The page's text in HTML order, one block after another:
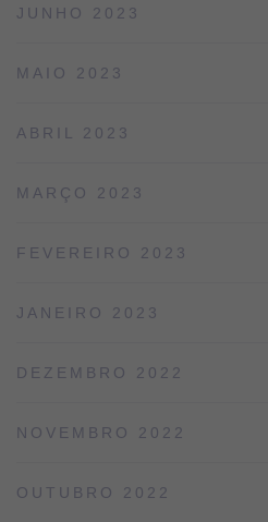
JUNHO 2023
MAIO 2023
ABRIL 2023
MARÇO 2023
FEVEREIRO 2023
JANEIRO 2023
DEZEMBRO 2022
NOVEMBRO 2022
OUTUBRO 2022